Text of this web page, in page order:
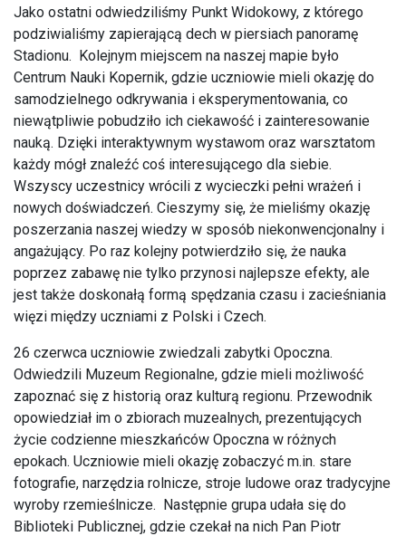
Jako ostatni odwiedziliśmy Punkt Widokowy, z którego
podziwialiśmy zapierającą dech w piersiach panoramę
Stadionu. Kolejnym miejscem na naszej mapie było
Centrum Nauki Kopernik, gdzie uczniowie mieli okazję do
samodzielnego odkrywania i eksperymentowania, co
niewątpliwie pobudziło ich ciekawość i zainteresowanie
nauką. Dzięki interaktywnym wystawom oraz warsztatom
każdy mógł znaleźć coś interesującego dla siebie.
Wszyscy uczestnicy wrócili z wycieczki pełni wrażeń i
nowych doświadczeń. Cieszymy się, że mieliśmy okazję
poszerzania naszej wiedzy w sposób niekonwencjonalny i
angażujący. Po raz kolejny potwierdziło się, że nauka
poprzez zabawę nie tylko przynosi najlepsze efekty, ale
jest także doskonałą formą spędzania czasu i zacieśniania
więzi między uczniami z Polski i Czech.
26 czerwca uczniowie zwiedzali zabytki Opoczna.
Odwiedzili Muzeum Regionalne, gdzie mieli możliwość
zapoznać się z historią oraz kulturą regionu. Przewodnik
opowiedział im o zbiorach muzealnych, prezentujących
życie codzienne mieszkańców Opoczna w różnych
epokach. Uczniowie mieli okazję zobaczyć m.in. stare
fotografie, narzędzia rolnicze, stroje ludowe oraz tradycyjne
wyroby rzemieślnicze. Następnie grupa udała się do
Biblioteki Publicznej, gdzie czekał na nich Pan Piotr